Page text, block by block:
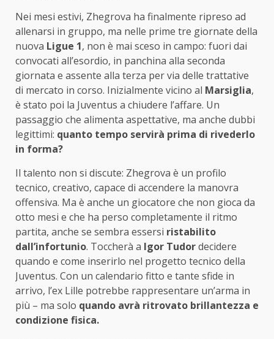
Nei mesi estivi, Zhegrova ha finalmente ripreso ad
allenarsi in gruppo, ma nelle prime tre giornate della
nuova Ligue 1, non è mai sceso in campo: fuori dai
convocati all’esordio, in panchina alla seconda
giornata e assente alla terza per via delle trattative
di mercato in corso. Inizialmente vicino al Marsiglia,
è stato poi la Juventus a chiudere l’affare. Un
passaggio che alimenta aspettative, ma anche dubbi
legittimi: quanto tempo servirà prima di rivederlo
in forma?
Il talento non si discute: Zhegrova è un profilo
tecnico, creativo, capace di accendere la manovra
offensiva. Ma è anche un giocatore che non gioca da
otto mesi e che ha perso completamente il ritmo
partita, anche se sembra essersi ristabilito
dall’infortunio. Toccherà a Igor Tudordecidere
quando e come inserirlo nel progetto tecnico della
Juventus. Con un calendario fitto e tante sfide in
arrivo, l’ex Lille potrebbe rappresentare un’arma in
più – ma solo quando avrà ritrovato brillantezza e
condizione fisica.